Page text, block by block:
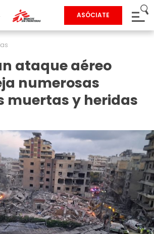
ASÓCIATE
ataque aéreo
numerosas
muertas y heridas